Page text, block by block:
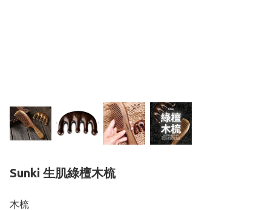
Sunki 生肌綠檀木梳
木梳